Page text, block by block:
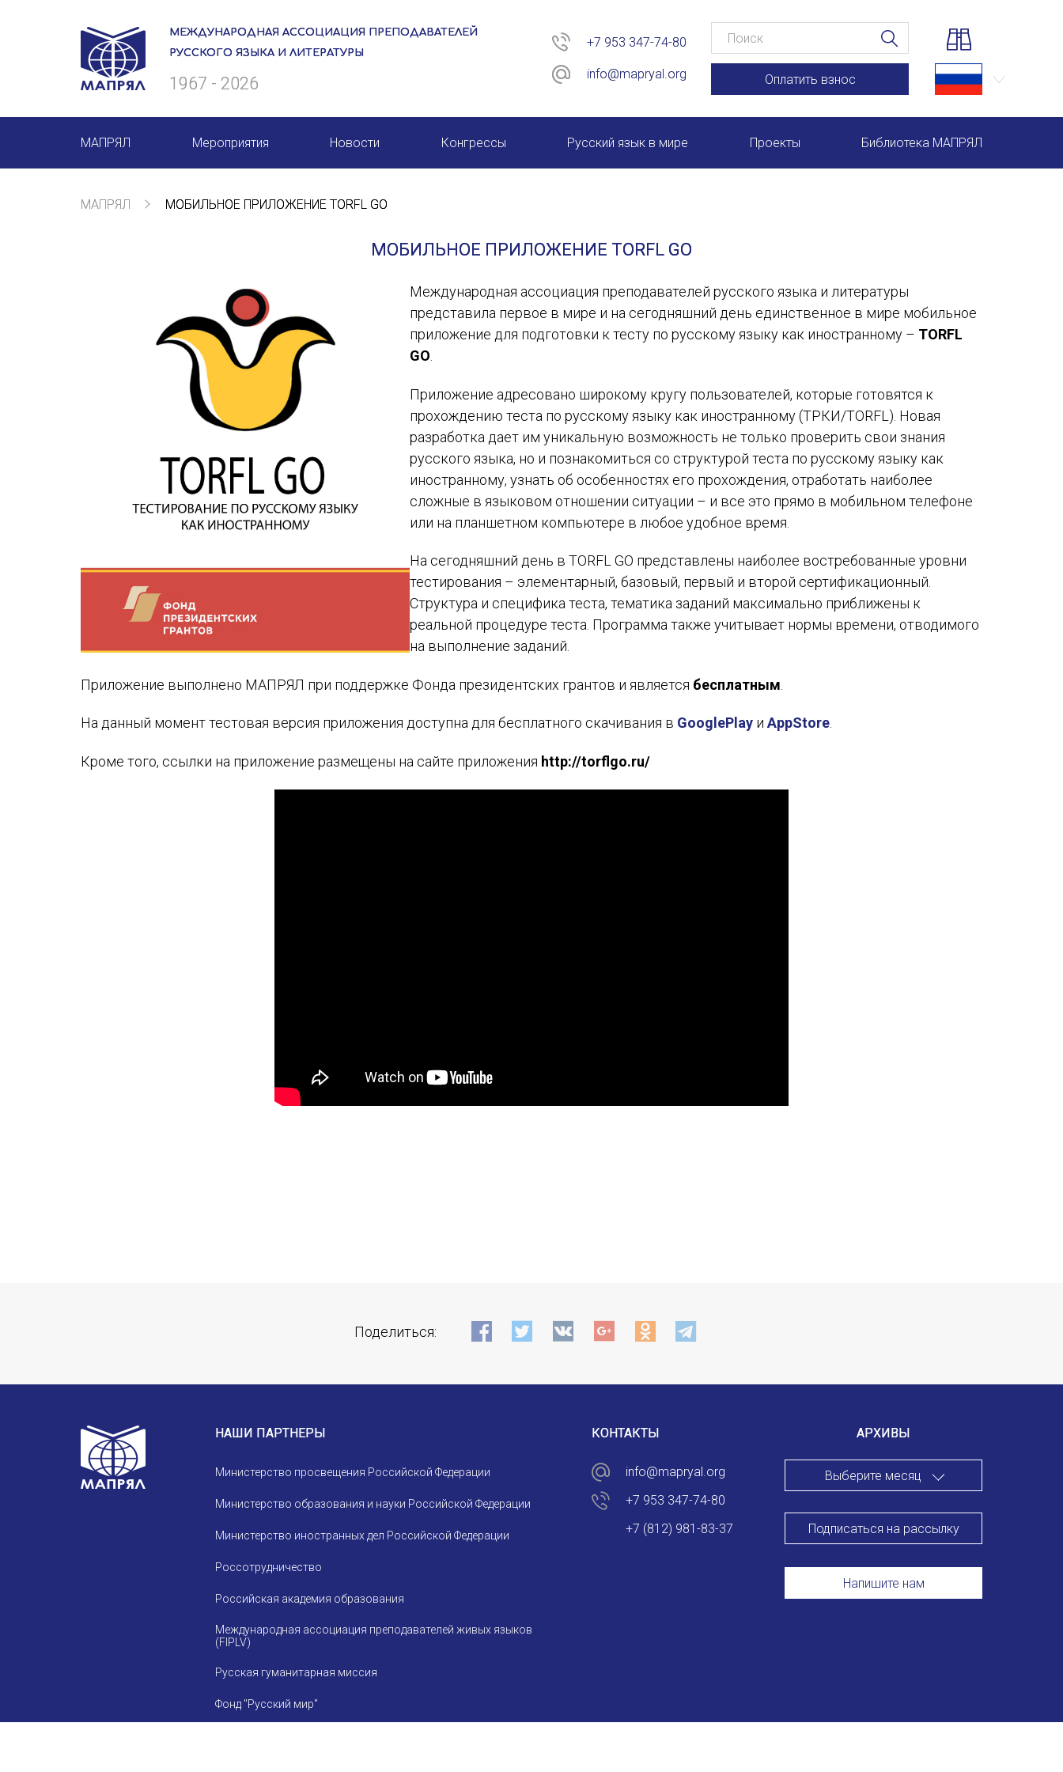
МЕЖДУНАРОДНАЯ АССОЦИАЦИЯ ПРЕПОДАВАТЕЛЕЙ
РУССКОГО ЯЗЫКА И ЛИТЕРАТУРЫ
1967 - 2026
+7 953 347-74-80
info@mapryal.org Оплатить взнос
МАПРЯЛ
Члены МАПРЯЛ
Вступить в МАПРЯЛ
Медаль А. С. Пушкина
Оплата членских взносов МАПРЯЛ
Мероприятия Новости Конгрессы
XV КОНГРЕСС МАПРЯЛ
XVI КОНГРЕСС МАПРЯЛ
Русский язык в мире Проекты
Семинар в Абу-Даби: Русский язык и страноведение
Комплексное исследование функционирования
«Вопросы русского языка в юридических делах и
Конференция по переводу в Малаге
«Дар речи: развитие языковой способности при
Год Ф.М. Достоевского: обзор мероприятий 2021
Международный образовательно-культурный
Форум в Гаване «Русская литература в Латинской
Мобильное приложение TORFL GO
Библиотека МАПРЯЛ
МАПРЯЛ МОБИЛЬНОЕ ПРИЛОЖЕНИЕ TORFL GO
МОБИЛЬНОЕ ПРИЛОЖЕНИЕ TORFL GO
Международная ассоциация преподавателей русского языка и литературы
представила первое в мире и на сегодняшний день единственное в мире мобильное
приложение для подготовки к тесту по русскому языку как иностранному – TORFL
GO
Приложение адресовано широкому кругу пользователей, которые готовятся к
прохождению теста по русскому языку как иностранному (ТРКИ/TORFL). Новая
разработка дает им уникальную возможность не только проверить свои знания
русского языка, но и познакомиться со структурой теста по русскому языку как
иностранному, узнать об особенностях его прохождения, отработать наиболее
сложные в языковом отношении ситуации – и все это прямо в мобильном телефоне
или на планшетном компьютере в любое удобное время.
На сегодняшний день в TORFL GO представлены наиболее востребованные уровни
тестирования – элементарный, базовый, первый и второй сертификационный.
Структура и специфика теста, тематика заданий максимально приближены к
реальной процедуре теста. Программа также учитывает нормы времени, отводимого
на выполнение заданий.
Приложение выполнено МАПРЯЛ при поддержке Фонда президентских грантов и является бесплатным
На данный момент тестовая версия приложения доступна для бесплатного скачивания в GooglePlay и AppStore.
Кроме того, ссылки на приложение размещены на сайте приложения http://torflgo.ru/
Поделиться:
АРХИВЫ
Выберите месяц
Подписаться на рассылку
Напишите нам
КОНТАКТЫ
info@mapryal.org
+7 953 347-74-80
+7 (812) 981-83-37
НАШИ ПАРТНЕРЫ
Министерство просвещения Российской Федерации
Министерство образования и науки Российской Федерации
Министерство иностранных дел Российской Федерации
Россотрудничество
Российская академия образования
Международная ассоциация преподавателей живых языков
(FIPLV)
Русская гуманитарная миссия
Фонд "Русский мир"
ИМЯ